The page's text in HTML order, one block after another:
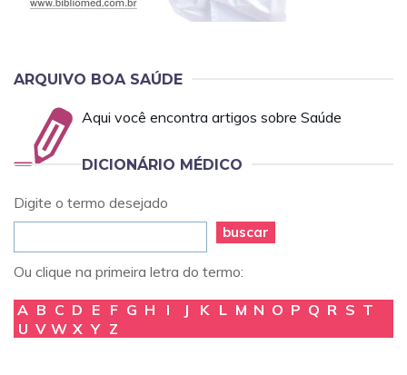
ARQUIVO BOA SAÚDE
Aqui você encontra artigos sobre Saúde
DICIONÁRIO MÉDICO
Digite o termo desejado
buscar
Ou clique na primeira letra do termo:
A B C D E F G H I J K L M N O P Q R S T
U V W X Y Z